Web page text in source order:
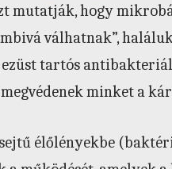
mutatják, hogy
válhatnak”,
tartós
minket a
élőlényekbe